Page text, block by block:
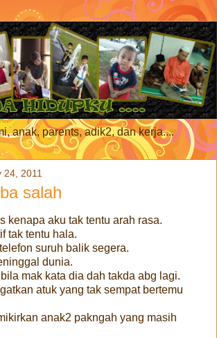
anak, parents, adik2, dan kerja....
2011
salah
kenapa aku tak tentu arah rasa.
tak tentu hala.
suruh balik segera.
dunia.
mak kata dia dah takda abg lagi.
atuk yang tak sempat bertemu
anak2 pakngah yang masih